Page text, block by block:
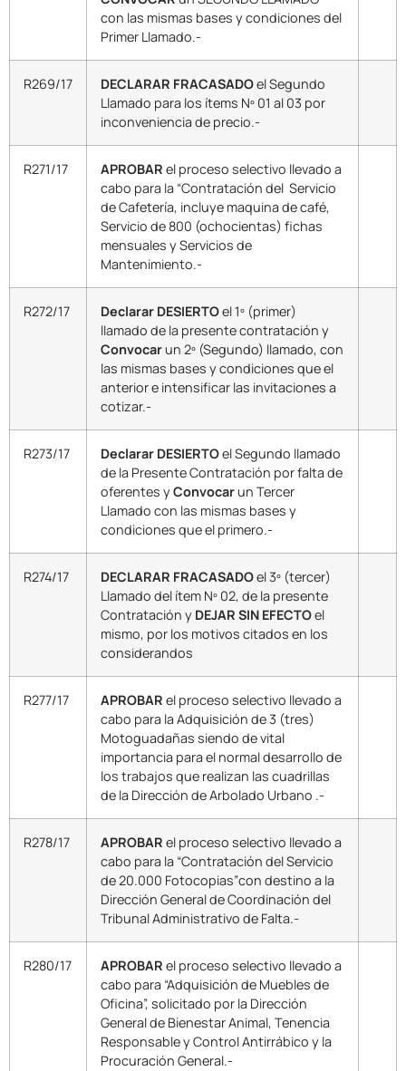
con las mismas bases y condiciones del
Primer Llamado.-
R269/17 DECLARAR FRACASADOel Segundo
Llamado para los ítems Nº 01 al 03 por
inconveniencia de precio.-
R271/17 APROBAR el proceso selectivo llevado a
cabo para la “Contratación del Servicio
de Cafetería, incluye maquina de café,
Servicio de 800 (ochocientas) fichas
mensuales y Servicios de
Mantenimiento.-
R272/17 Declarar DESIERTOel 1º (primer)
llamado de la presente contratación y
Convocarun 2º (Segundo) llamado, con
las mismas bases y condiciones que el
anterior e intensificar las invitaciones a
cotizar.-
R273/17 Declarar DESIERTOel Segundo llamado
de la Presente Contratación por falta de
oferentes yConvocarun Tercer
Llamado con las mismas bases y
condiciones que el primero.-
R274/17 DECLARAR FRACASADOel 3º (tercer)
Llamado del ítem Nº 02, de la presente
Contratación y DEJAR SIN EFECTOel
mismo, por los motivos citados en los
considerandos
R277/17 APROBAR el proceso selectivo llevado a
cabo para la Adquisición de 3 (tres)
Motoguadañas siendo de vital
importancia para el normal desarrollo de
los trabajos que realizan las cuadrillas
de la Dirección de Arbolado Urbano .-
R278/17 APROBAR el proceso selectivo llevado a
cabo para la “Contratación del Servicio
de 20.000 Fotocopias”con destino a la
Dirección General de Coordinación del
Tribunal Administrativo de Falta.-
R280/17 APROBAR el proceso selectivo llevado a
cabo para “Adquisición de Muebles de
Oficina”, solicitado por la Dirección
General de Bienestar Animal, Tenencia
Responsable y Control Antirrábico y la
Procuración General.-